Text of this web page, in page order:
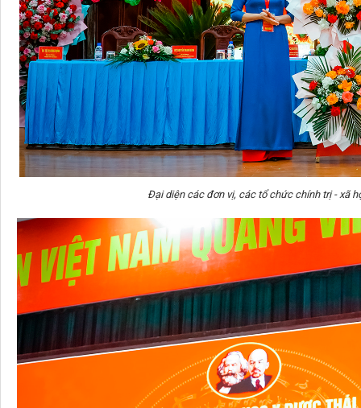
Đại diện các đơn vị, các tổ chức chính trị - xã